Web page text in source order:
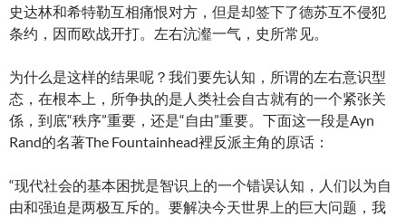
史达林和希特勒互相痛恨对方，但是却签下了德苏互不侵犯
条约，因而欧战开打。左右沆瀣一气，史所常见。
为什么是这样的结果呢？我们要先认知，所谓的左右意识型
态，在根本上，所争执的是人类社会自古就有的一个紧张关
係，到底“秩序”重要，还是“自由”重要。下面这一段是Ayn
Rand的名著The Fountainhead裡反派主角的原话：
“现代社会的基本困扰是智识上的一个错误认知，人们以为自
由和强迫是两极互斥的。要解决今天世界上的巨大问题，我